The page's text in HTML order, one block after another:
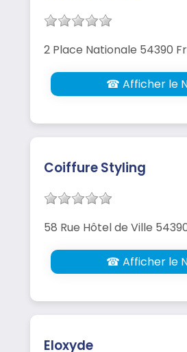
2 Place Nationale 54390
☎ Afficher le
Coiffure Styling
58 Rue Hôtel de Ville
☎ Afficher le
Eloxyde